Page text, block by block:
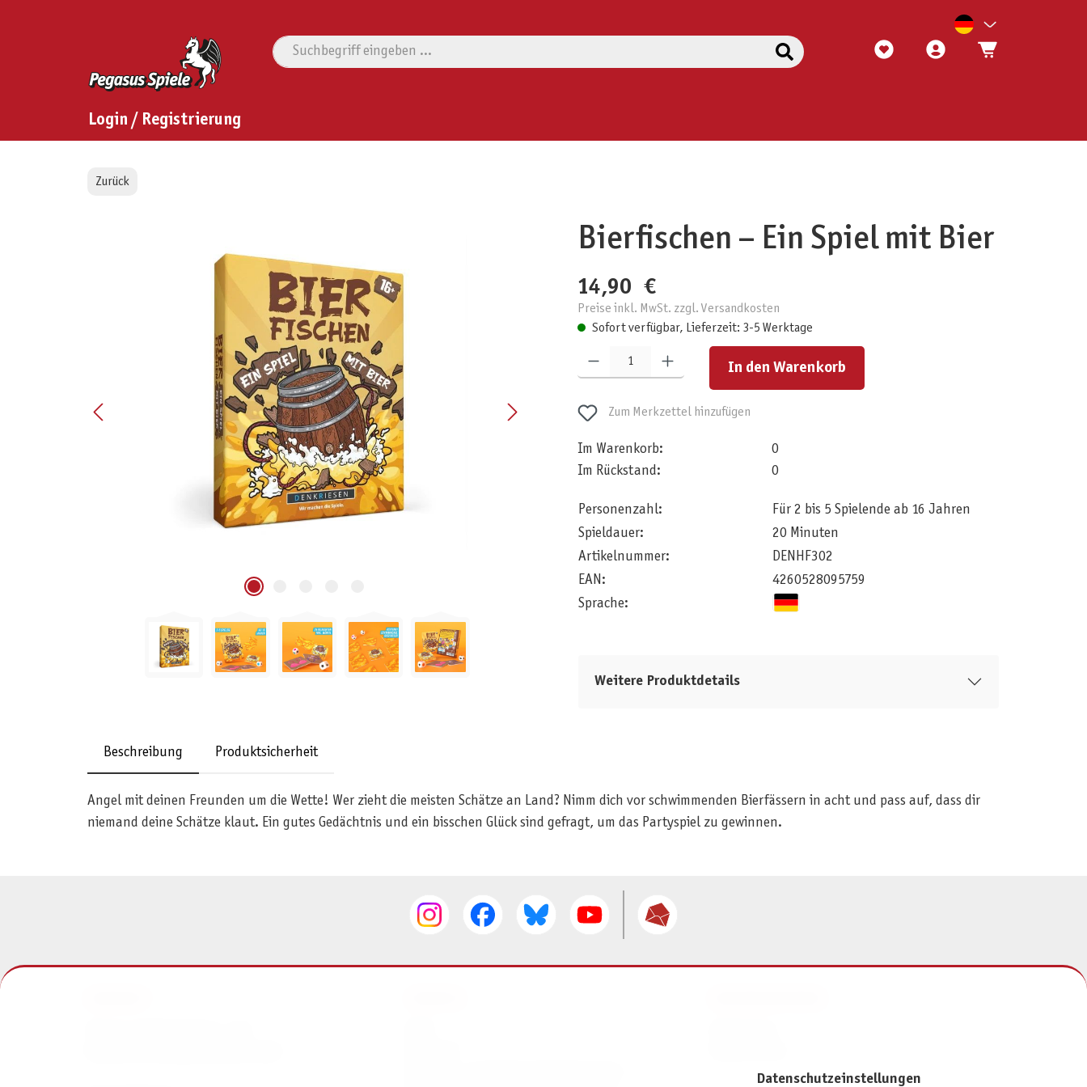
Login / Registrierung
Zurück
Bierfischen – Ein Spiel mit Bier
14,90 €
Preise inkl. MwSt. zzgl. Versandkosten
Sofort verfügbar, Lieferzeit: 3-5 Werktage
Produkt Anzahl: Gib den gewünschten Wert ein oder benutze die Schaltflächen um die Anzahl zu erhöhen oder zu reduzieren.
In den Warenkorb
Zum Merkzettel hinzufügen
Im Warenkorb:
0
Im Rückstand:
0
Personenzahl:
Für 2 bis 5 Spielende ab 16 Jahren
Spieldauer:
20 Minuten
Artikelnummer:
DENHF302
EAN:
4260528095759
Sprache:
Weitere Produktdetails
Beschreibung Produktsicherheit
Angel mit deinen Freunden um die Wette! Wer zieht die meisten Schätze an Land? Nimm dich vor schwimmenden Bierfässern in acht und pass auf, dass dir
niemand deine Schätze klaut. Ein gutes Gedächtnis und ein bisschen Glück sind gefragt, um das Partyspiel zu gewinnen.
Datenschutzeinstellungen